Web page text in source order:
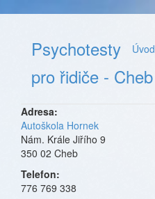
Úvod
Psychotesty
pro řidiče - Cheb
Adresa:
Autoškola Hornek
Nám. Krále Jiřího 9
350 02 Cheb
Telefon:
776 769 338